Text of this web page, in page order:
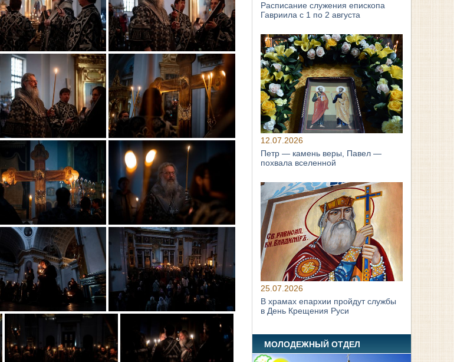
Расписание служения епископа
Гавриила с 1 по 2 августа
12.07.2026
Петр — камень веры, Павел —
похвала вселенной
25.07.2026
В храмах епархии пройдут службы
в День Крещения Руси
МОЛОДЕЖНЫЙ ОТДЕЛ